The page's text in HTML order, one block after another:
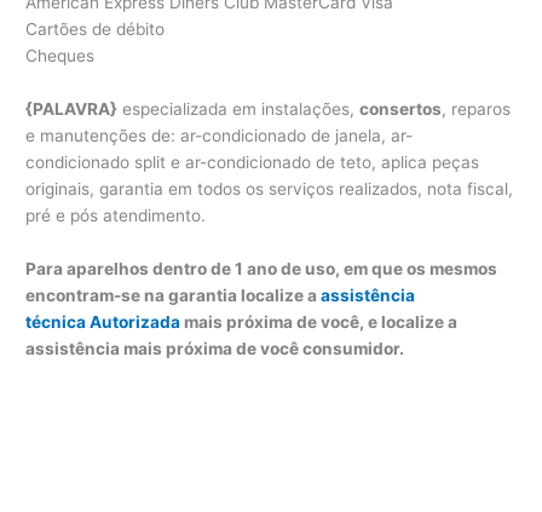
Cartões de débito
Cheques
{PALAVRA} especializada em instalações,consertos, reparos
e manutenções de: ar-condicionado de janela, ar-
condicionado split e ar-condicionado de teto, aplica peças
originais, garantia em todos os serviços realizados, nota fiscal,
pré e pós atendimento.
Para aparelhos dentro de 1 ano de uso, em que os mesmos
encontram-se na garantia localize aassistência
técnica Autorizada mais próxima de você, e localize a
assistência mais próxima de você consumidor.